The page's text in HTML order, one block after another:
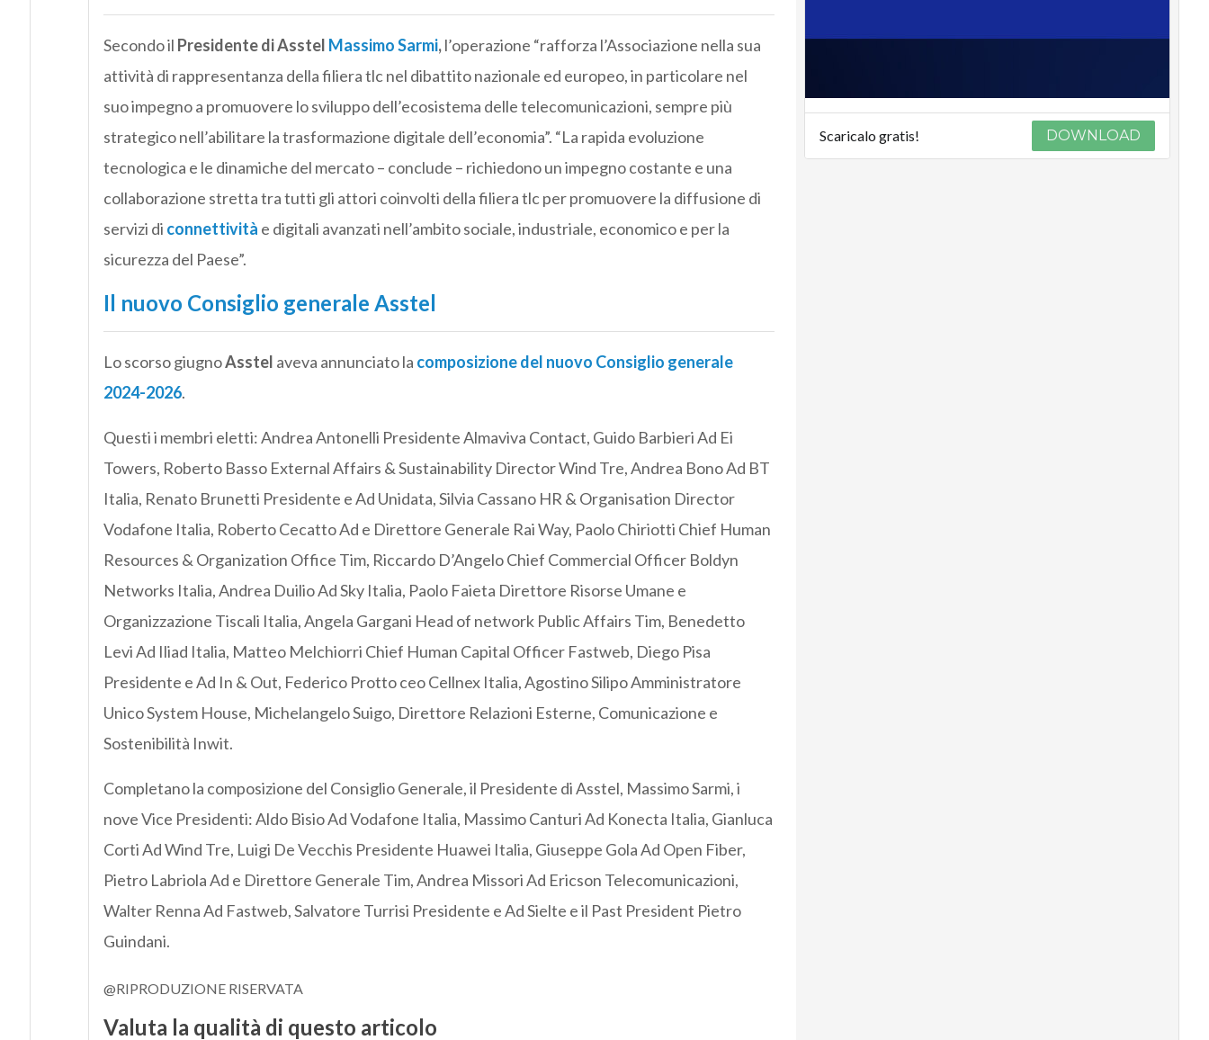
Secondo il Presidente di Asstel Massimo Sarmi,l’operazione “rafforza l’Associazione nella sua
attività di rappresentanza della filiera tlc nel dibattito nazionale ed europeo, in particolare nel
suo impegno a promuovere lo sviluppo dell’ecosistema delle telecomunicazioni, sempre più
strategico nell’abilitare la trasformazione digitale dell’economia”. “La rapida evoluzione
tecnologica e le dinamiche del mercato – conclude – richiedono un impegno costante e una
collaborazione stretta tra tutti gli attori coinvolti della filiera tlc per promuovere la diffusione di
servizi di connettività e digitali avanzati nell’ambito sociale, industriale, economico e per la
sicurezza del Paese”.
Il nuovo Consiglio generale Asstel
Lo scorso giugnoAsstel aveva annunciato la composizione del nuovo Consiglio generale
2024-2026.
Questi i membri eletti: Andrea Antonelli Presidente Almaviva Contact, Guido Barbieri Ad Ei
Towers, Roberto Basso External Affairs & Sustainability Director Wind Tre, Andrea Bono Ad BT
Italia, Renato Brunetti Presidente e Ad Unidata, Silvia Cassano HR & Organisation Director
Vodafone Italia, Roberto Cecatto Ad e Direttore Generale Rai Way, Paolo Chiriotti Chief Human
Resources & Organization Office Tim, Riccardo D’Angelo Chief Commercial Officer Boldyn
Networks Italia, Andrea Duilio Ad Sky Italia, Paolo Faieta Direttore Risorse Umane e
Organizzazione Tiscali Italia, Angela Gargani Head of network Public Affairs Tim, Benedetto
Levi Ad Iliad Italia, Matteo Melchiorri Chief Human Capital Officer Fastweb, Diego Pisa
Presidente e Ad In & Out, Federico Protto ceo Cellnex Italia, Agostino Silipo Amministratore
Unico System House, Michelangelo Suigo, Direttore Relazioni Esterne, Comunicazione e
Sostenibilità Inwit.
Completano la composizione del Consiglio Generale, il Presidente di Asstel, Massimo Sarmi, i
nove Vice Presidenti: Aldo Bisio Ad Vodafone Italia, Massimo Canturi Ad Konecta Italia, Gianluca
Corti Ad Wind Tre, Luigi De Vecchis Presidente Huawei Italia, Giuseppe Gola Ad Open Fiber,
Pietro Labriola Ad e Direttore Generale Tim, Andrea Missori Ad Ericson Telecomunicazioni,
Walter Renna Ad Fastweb, Salvatore Turrisi Presidente e Ad Sielte e il Past President Pietro
Guindani.
@RIPRODUZIONE RISERVATA
Valuta la qualità di questo articolo
Scaricalo gratis! DOWNLOAD